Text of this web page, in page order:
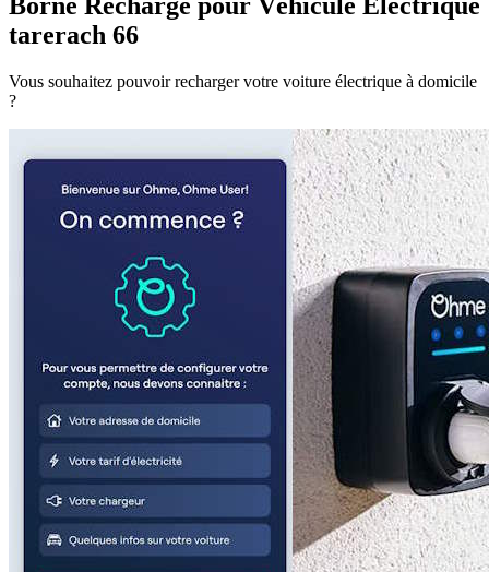
tarerach 66
Vous souhaitez pouvoir recharger votre voiture électrique à domicile
?